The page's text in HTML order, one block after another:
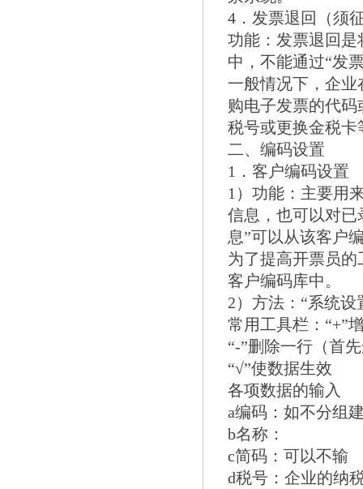
4．发票退回（须
功能：发票退回
中，不能通过“发
一般情况下，企
购电子发票的代
税号或更换金税
二、编码设置
1．客户编码设置
1）功能：主要用
信息，也可以对已
息”可以从该客户
为了提高开票员
客户编码库中。
2）方法：“系统设
常用工具栏：“+”
“-”删除一行（首
“√”使数据生效
各项数据的输入
a编码：如不分组
b名称：
c简码：可以不输
d税号：企业的纳